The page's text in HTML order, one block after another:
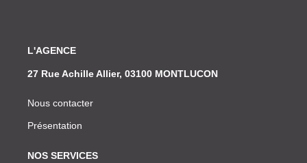
L'AGENCE
27 Rue Achille Allier, 03100 MONTLUCON
Nous contacter
Présentation
NOS SERVICES